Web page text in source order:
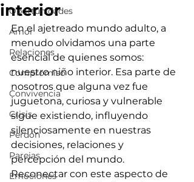
Oportunidades
Amor
Relaciones
Compromiso
Convivencia
Crisis
Perdón
Parejas
Emociones
interior
En el ajetreado mundo adulto, a
menudo olvidamos una parte
esencial de quienes somos:
nuestro niño interior. Esa parte de
nosotros que alguna vez fue
juguetona, curiosa y vulnerable
sigue existiendo, influyendo
silenciosamente en nuestras
decisiones, relaciones y
percepción del mundo.
Reconectar con este aspecto de